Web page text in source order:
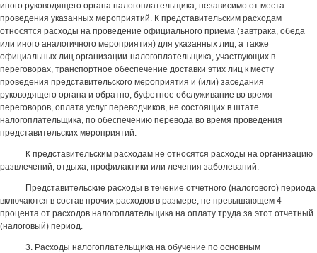
иного руководящего органа налогоплательщика, независимо от места
проведения указанных мероприятий. К представительским расходам
относятся расходы на проведение официального приема (завтрака, обеда
или иного аналогичного мероприятия) для указанных лиц, а также
официальных лиц организации-налогоплательщика, участвующих в
переговорах, транспортное обеспечение доставки этих лиц к месту
проведения представительского мероприятия и (или) заседания
руководящего органа и обратно, буфетное обслуживание во время
переговоров, оплата услуг переводчиков, не состоящих в штате
налогоплательщика, по обеспечению перевода во время проведения
представительских мероприятий.
К представительским расходам не относятся расходы на организацию
развлечений, отдыха, профилактики или лечения заболеваний.
Представительские расходы в течение отчетного (налогового) периода
включаются в состав прочих расходов в размере, не превышающем 4
процента от расходов налогоплательщика на оплату труда за этот отчетный
(налоговый) период.
3. Расходы налогоплательщика на обучение по основным